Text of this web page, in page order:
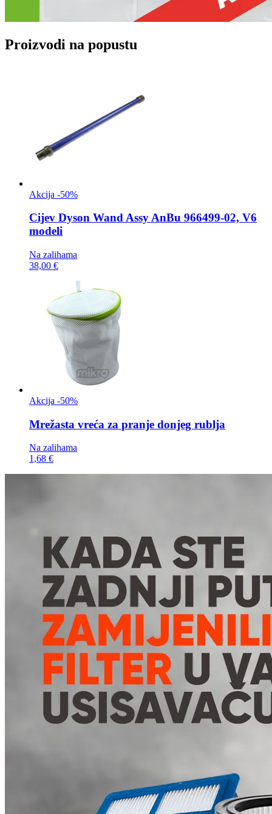
Proizvodi na popustu
Akcija -50%
Cijev Dyson Wand Assy AnBu 966499-02, V6
modeli
Na zalihama
38,00 €
Akcija -50%
Mrežasta vreća za pranje donjeg rublja
Na zalihama
1,68 €